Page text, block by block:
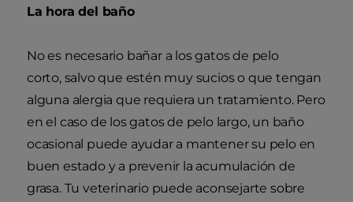
La hora del baño
No es necesario bañar a los gatos de pelo
corto, salvo que estén muy sucios o que tengan
alguna alergia que requiera un tratamiento. Pero
en el caso de los gatos de pelo largo, un baño
ocasional puede ayudar a mantener su pelo en
buen estado y a prevenir la acumulación de
grasa. Tu veterinario puede aconsejarte sobre